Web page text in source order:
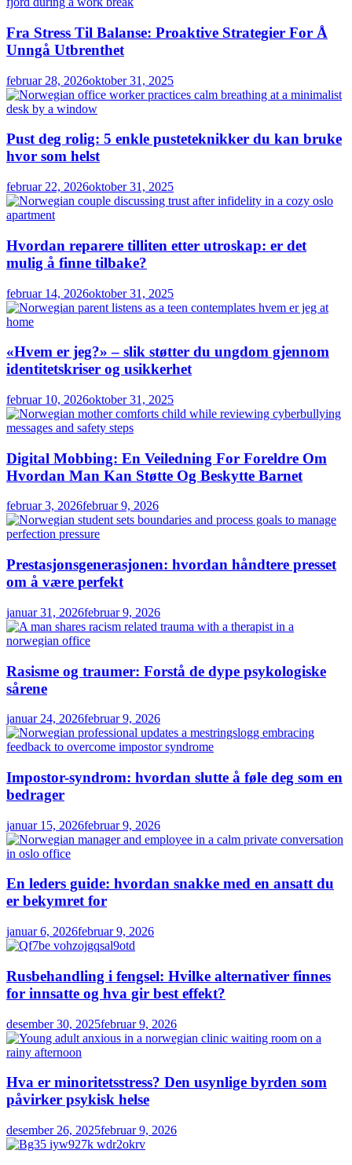
Fra Stress Til Balanse: Proaktive Strategier For Å
Unngå Utbrenthet
februar 28, 2026oktober 31, 2025
Pust deg rolig: 5 enkle pusteteknikker du kan bruke
hvor som helst
februar 22, 2026oktober 31, 2025
Hvordan reparere tilliten etter utroskap: er det
mulig å finne tilbake?
februar 14, 2026oktober 31, 2025
«Hvem er jeg?» – slik støtter du ungdom gjennom
identitetskriser og usikkerhet
februar 10, 2026oktober 31, 2025
Digital Mobbing: En Veiledning For Foreldre Om
Hvordan Man Kan Støtte Og Beskytte Barnet
februar 3, 2026februar 9, 2026
Prestasjonsgenerasjonen: hvordan håndtere presset
om å være perfekt
januar 31, 2026februar 9, 2026
Rasisme og traumer: Forstå de dype psykologiske
sårene
januar 24, 2026februar 9, 2026
Impostor-syndrom: hvordan slutte å føle deg som en
bedrager
januar 15, 2026februar 9, 2026
En leders guide: hvordan snakke med en ansatt du
er bekymret for
januar 6, 2026februar 9, 2026
Rusbehandling i fengsel: Hvilke alternativer finnes
for innsatte og hva gir best effekt?
desember 30, 2025februar 9, 2026
Hva er minoritetsstress? Den usynlige byrden som
påvirker psykisk helse
desember 26, 2025februar 9, 2026